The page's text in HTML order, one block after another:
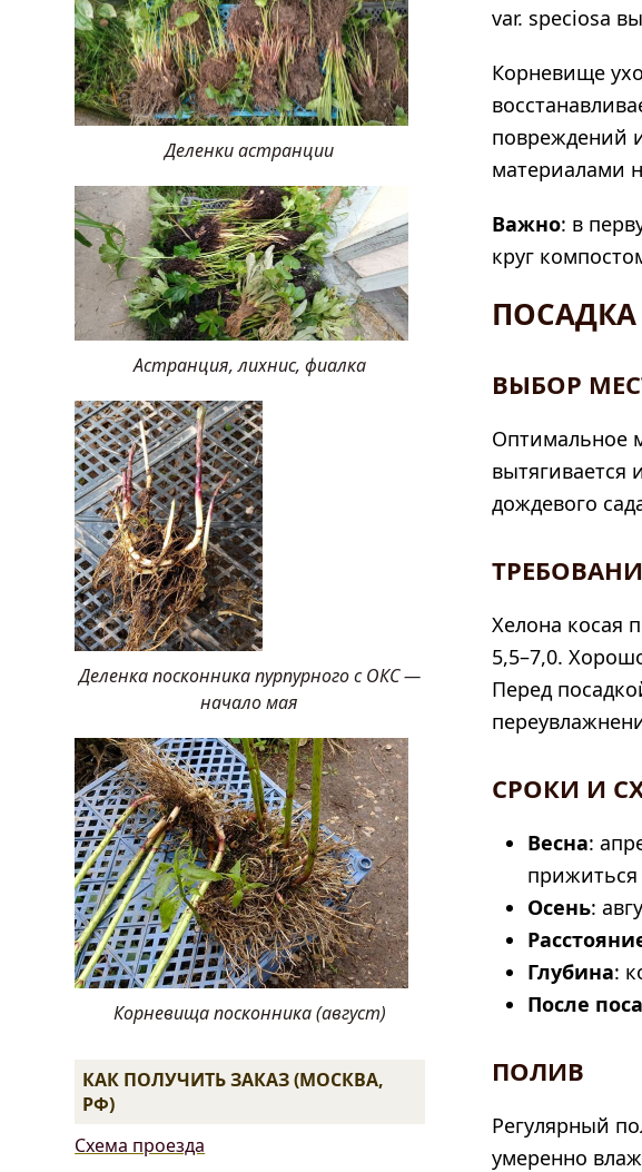
var. speciosa
Корневище
повреждений
материалами
Важно: в
круг
ВЫБОР
Оптимальное
вытягивается
дождевого
Хелона косая
5,5–7,0.
Перед
СРОКИ И
Весна:
прижиться
Осень:
Глубина:
После
ПОЛИВ
Регулярный
умеренно
Деленки астранции
Астранция, лихнис, фиалка
Деленка посконника пурпурного с ОКС —
начало мая
Корневища посконника (август)
КАК ПОЛУЧИТЬ ЗАКАЗ (МОСКВА,
РФ)
Схема проезда